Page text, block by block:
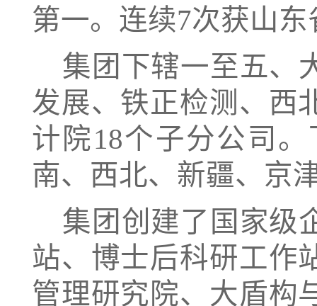
第一。连续7次获山
集团下辖一至五、
发展、铁正检测、西
计院18个子分公司
南、西北、新疆、京
集团创建了国家级
站、博士后科研工作
管理研究院、大盾构